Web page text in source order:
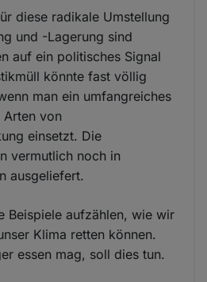
diese radikale Umstellung
und -Lagerung sind
auf ein politisches Signal
könnte fast völlig
man ein umfangreiches
Arten von
einsetzt. Die
vermutlich noch in
ausgeliefert.
Beispiele aufzählen, wie wir
Klima retten können.
essen mag, soll dies tun.